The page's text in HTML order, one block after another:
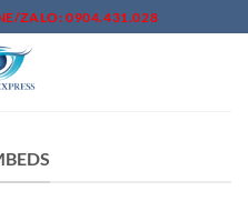
ZALO: 0904.431.028